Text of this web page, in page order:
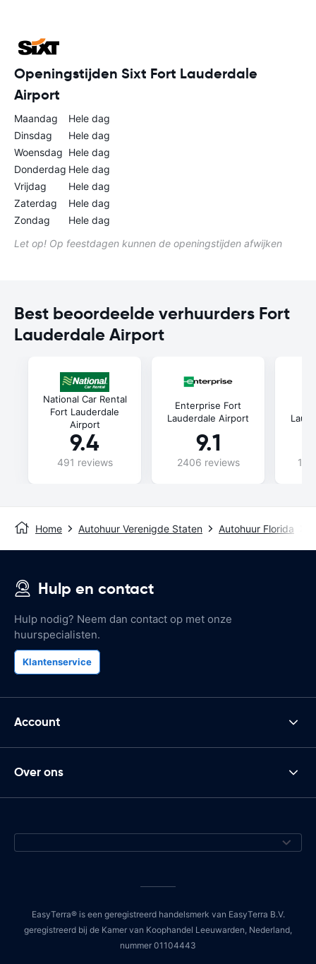
Openingstijden Sixt Fort Lauderdale
Airport
Maandag
Hele dag
Dinsdag
Hele dag
Woensdag Hele dag
Donderdag Hele dag
Vrijdag
Hele dag
Zaterdag
Hele dag
Zondag
Hele dag
Let op! Op feestdagen kunnen de openingstijden afwijken
Best beoordeelde verhuurders Fort
Lauderdale Airport
National Car Rental
Fort Lauderdale
Airport
9.4
491 reviews
Enterprise Fort
Lauderdale Airport
9.1
2406 reviews
Home Autohuur Verenigde Staten Autohuur Florida
Hulp en contact
Hulp nodig? Neem dan contact op met onze
huurspecialisten.
Klantenservice
Account
Over ons
EasyTerra® is een geregistreerd handelsmerk van EasyTerra B.V.
geregistreerd bij de Kamer van Koophandel Leeuwarden, Nederland,
nummer 01104443